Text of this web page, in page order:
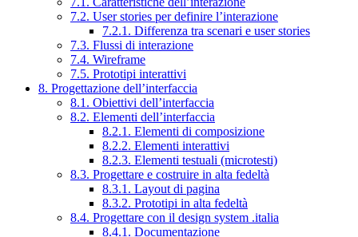
7.2. User stories per definire l’interazione
7.2.1. Differenza tra scenari e user stories
7.3. Flussi di interazione
7.4. Wireframe
7.5. Prototipi interattivi
8. Progettazione dell’interfaccia
8.1. Obiettivi dell’interfaccia
8.2. Elementi dell’interfaccia
8.2.1. Elementi di composizione
8.2.2. Elementi interattivi
8.2.3. Elementi testuali (microtesti)
8.3. Progettare e costruire in alta fedeltà
8.3.1. Layout di pagina
8.3.2. Prototipi in alta fedeltà
8.4. Progettare con il design system .italia
8.4.1. Documentazione